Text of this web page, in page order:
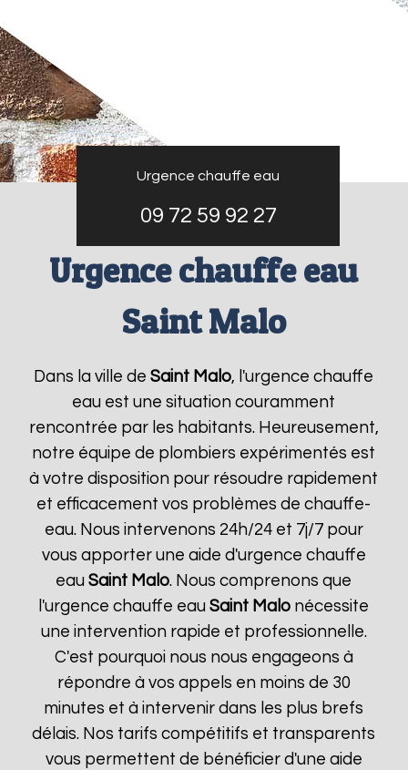
Urgence chauffe eau
09 72 59 92 27
Urgence chauffe eau
Saint Malo
Dans la ville deSaint Malo, l'urgence chauffe
eau est une situation couramment
rencontrée par les habitants. Heureusement,
notre équipe de plombiers expérimentés est
à votre disposition pour résoudre rapidement
et efficacement vos problèmes de chauffe-
eau. Nous intervenons 24h/24 et 7j/7 pour
vous apporter une aide d'urgence chauffe
eauSaint Malo. Nous comprenons que
l'urgence chauffe eauSaint Malo nécessite
une intervention rapide et professionnelle.
C'est pourquoi nous nous engageons à
répondre à vos appels en moins de 30
minutes et à intervenir dans les plus brefs
délais. Nos tarifs compétitifs et transparents
vous permettent de bénéficier d'une aide